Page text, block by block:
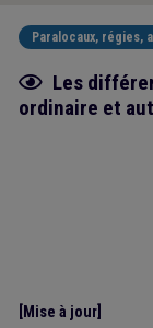
Paralocaux, régies,
Fiche focus
Les
ordinaire et
[Mise à jour]